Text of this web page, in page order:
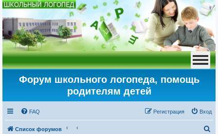
Форум школьного логопеда, помощь
родителям детей
FAQ Вход
Регистрация
Список форумов